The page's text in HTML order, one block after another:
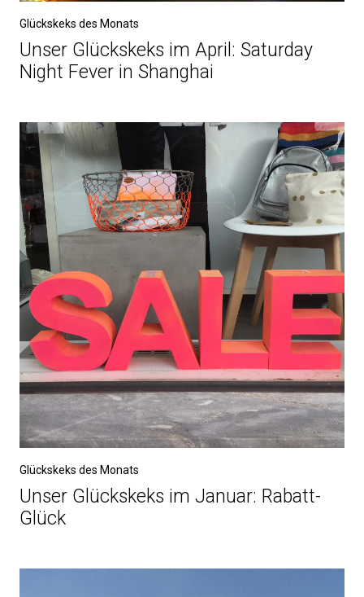
Glückskeks des Monats
Unser Glückskeks im April: Saturday
Night Fever in Shanghai
Glückskeks des Monats
Unser Glückskeks im Januar: Rabatt-
Glück